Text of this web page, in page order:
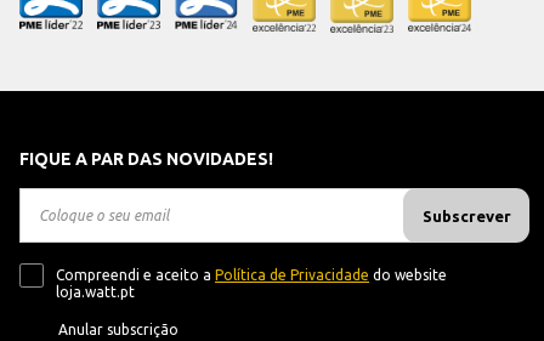
FIQUE A PAR DAS NOVIDADES!
Subscrever
Compreendi e aceito a Política de Privacidade do website
loja.watt.pt
Anular subscrição